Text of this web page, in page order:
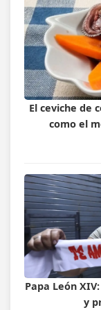
El ceviche de
como el
Papa León
y